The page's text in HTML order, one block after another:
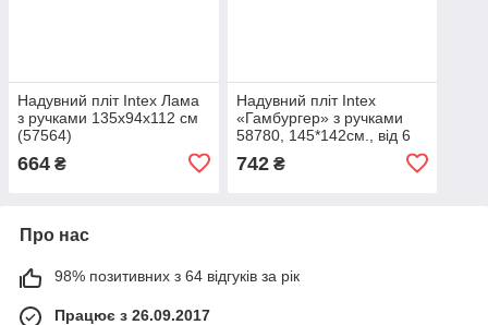
Надувний пліт Intex Лама
з ручками 135х94х112 см
(57564)
664 ₴
Надувний пліт Intex
«Гамбургер» з ручками
58780, 145*142см., від 6
742₴
Про нас
98% позитивних з 64 відгуків за рік
Працює з 26.09.2017